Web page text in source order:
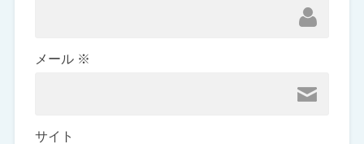
メール ※
サイト